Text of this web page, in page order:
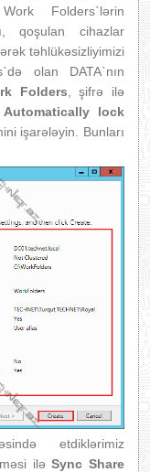
Folders`lərin
qoşulan cihazlar
təhlükəsizliyimizi
olan DATA`nın
Folders, şifrə ilə
Automatically lock
işarələyin. Bunları
etdiklərimiz
iləSync Share